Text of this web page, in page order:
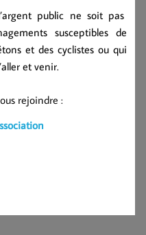
public ne soit pas
susceptibles de
et des cyclistes ou qui
et venir.
rejoindre :